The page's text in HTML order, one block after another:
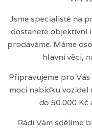
Jsme specialisté na
dostanete objektivní
prodáváme. Máme
hlavní věci,
Připravujeme pro
moci nabídku vozidel
do 50.000 Kč
Rádi Vám sdělíme